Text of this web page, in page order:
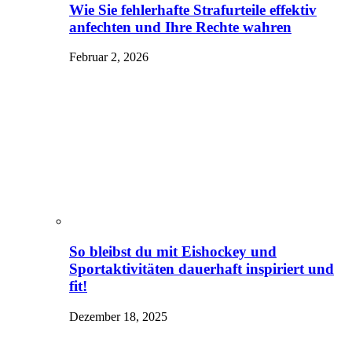
Wie Sie fehlerhafte Strafurteile effektiv
anfechten und Ihre Rechte wahren
Februar 2, 2026
So bleibst du mit Eishockey und
Sportaktivitäten dauerhaft inspiriert und
fit!
Dezember 18, 2025